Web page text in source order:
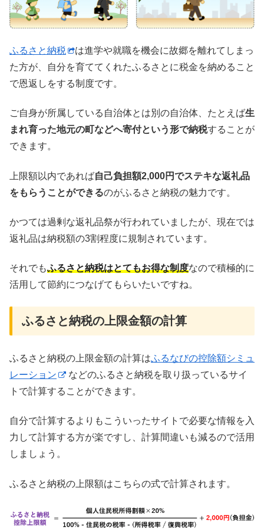
ふるさと納税
は進学や就職を機会に故郷を離れてしまっ
た方が、自分を育ててくれたふるさとに税金を納めること
で恩返しをする制度です。
ご自身が所属している自治体とは別の自治体、たとえば生
まれ育った地元の町などへ寄付という形で納税することが
できます。
上限額以内であれば自己負担額2,000円でステキな返礼品
をもらうことができるのがふるさと納税の魅力です。
かつては過剰な返礼品祭が行われていましたが、現在では
返礼品は納税額の3割程度に規制されています。
それでもふるさと納税はとてもお得な制度なので積極的に
活用して節約につなげてもらいたいですね。
ふるさと納税の上限金額の計算
ふるさと納税の上限金額の計算はふるなびの控除額シミュ
レーション
などのふるさと納税を取り扱っているサイ
トで計算することができます。
自分で計算するよりもこういったサイトで必要な情報を入
力して計算する方が楽ですし、計算間違いも減るので活用
しましょう。
ふるさと納税の上限額はこちらの式で計算されます。